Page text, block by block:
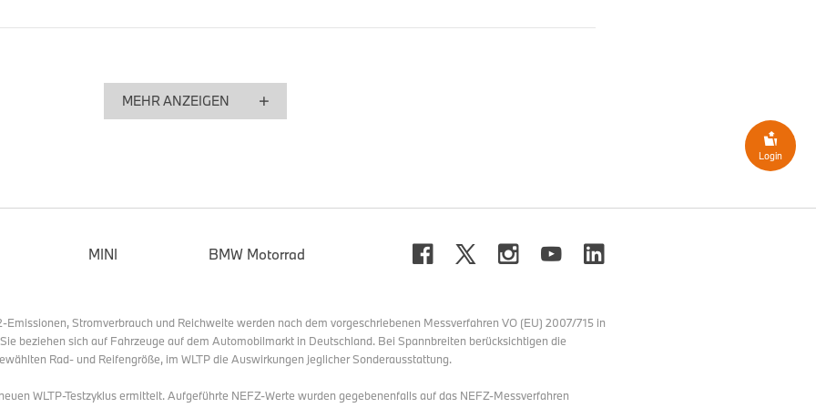
GT4/GT America (16.-19.10): BMW M Motorsport Teams triumphieren auf ganzer
haben. In der Silver Class triumphierten Kenton Koch und Kevin Boehm (beide USA) von
Random Vandals Racing. „Hut ab vor dem gesamten Random Vandals Racing Team in
sagte Boehm. „Das zeigt einfach, wie viel Vorbereitung sie hinter den Kulissen leisten. Was
für ein Tag!“ Koch gelang das Kunststück, mit beiden BMW M Motorsport GT-Fahrzeugen
das Maß aller Dinge. Josh Green und Sam Craven (beide USA) sicherten sich im #94 BMW
MEHR ANZEIGEN
MINI BMW Motorrad
Emissionen, Stromverbrauch und Reichweite werden nach dem vorgeschriebenen Messverfahren VO (EU) 2007/715 in
beziehen sich auf Fahrzeuge auf dem Automobilmarkt in Deutschland. Bei Spannbreiten berücksichtigen die
Rad- und Reifengröße, im WLTP die Auswirkungen jeglicher Sonderausstattung.
WLTP-Testzyklus ermittelt. Aufgeführte NEFZ-Werte wurden gegebenenfalls auf das NEFZ-Messverfahren
Login